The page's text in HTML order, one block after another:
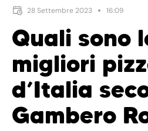
28 Settembre 2023 16:09
Quali sono
migliori
d’Italia
Gambero